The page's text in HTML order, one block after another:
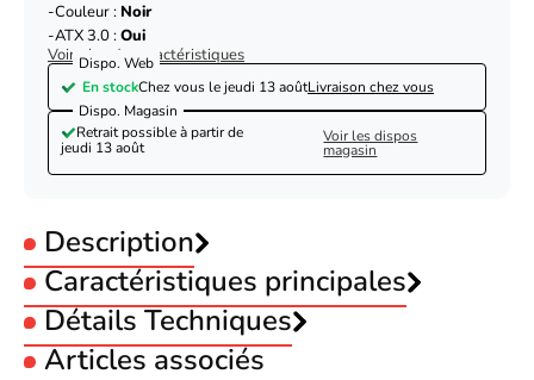
Couleur : Noir
ATX 3.0 :Oui
Voir plus de caractéristiques
Dispo. Web
En stockChez vous le jeudi 13 aoûtLivraison chez vous
Dispo. Magasin
Retrait possible à partir de
jeudi 13 août
Voir les dispos
magasin
Description
Caractéristiques principales
Puissance :7xx Watts
Certification :80 PLUS Gold
Type de connexion :Modulaire
Détails Techniques
Puissance
Articles associés